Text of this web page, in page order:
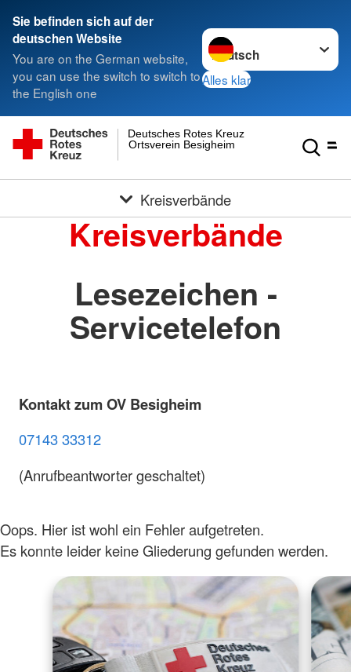
Sie befinden sich auf der
deutschen Website
You are on the German website,
you can use the switch to switch to
the English one
Sprache wechseln zu
Alles klar
Ortsverein Besigheim
Deutsches Rotes Kreuz
Kreisverbände
Kreisverbände
Lesezeichen -
Servicetelefon
Kontakt zum OV Besigheim
07143 33312
(Anrufbeantworter geschaltet)
Oops. Hier ist wohl ein Fehler aufgetreten.
Es konnte leider keine Gliederung gefunden werden.